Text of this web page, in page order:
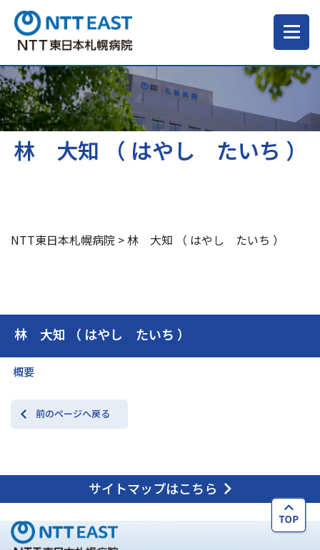
当院について
ご来院される方へ
医療・介護関係の方
林 大知 （ はやし たいち ）
概要
前のページへ戻る
林 大知 （ はやし たいち ）
NTT東日本札幌病院 >林 大知 （ はやし たいち ）
サイトマップはこちら